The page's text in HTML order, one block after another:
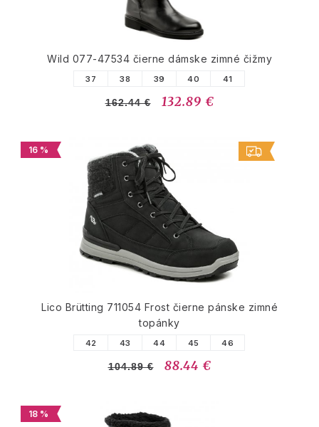
Wild 077-47534 čierne dámske zimné čižmy
37 38 39 40 41
162.44 € 132.89 €
16 %
Lico Brütting 711054 Frost čierne pánske zimné
topánky
42 43 44 45 46
104.89 € 88.44 €
18 %